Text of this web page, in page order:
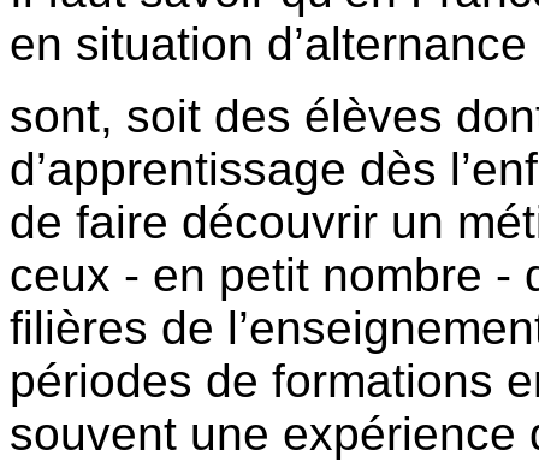
en situation d’alternance
sont, soit des élèves
d’apprentissage dès
de faire découvrir un
ceux - en petit nombre -
filières de
périodes de formations
souvent une expérience